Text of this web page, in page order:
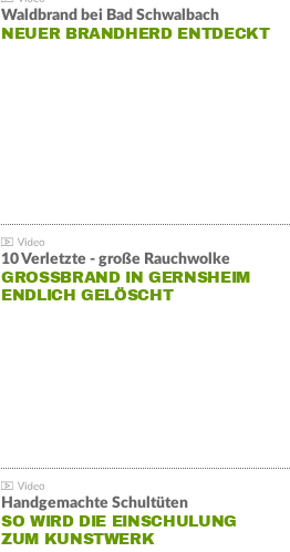
Waldbrand bei Bad Schwalbach
NEUER BRANDHERD ENTDECKT
10 Verletzte - große Rauchwolke
GROSSBRAND IN GERNSHEIM E
NDLICH GELÖSCHT
Handgemachte Schultüten
SO WIRD DIE EINSCHULUNG
ZUM KUNSTWERK